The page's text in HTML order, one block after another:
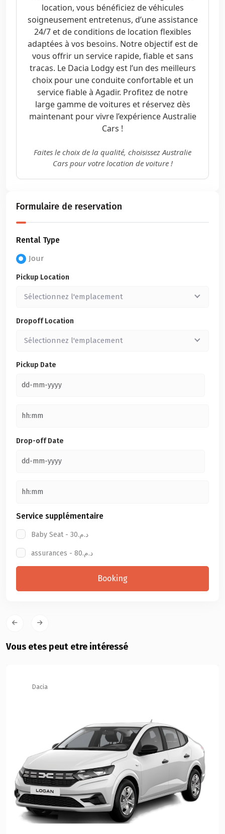
location, vous bénéficiez de véhicules
soigneusement entretenus, d’une assistance
24/7 et de conditions de location flexibles
adaptées à vos besoins. Notre objectif est de
vous offrir un service rapide, fiable et sans
tracas. Le Dacia Lodgy est l’un des meilleurs
choix pour une conduite confortable et un
service fiable à Agadir. Profitez de notre
large gamme de voitures et réservez dès
maintenant pour vivre l’expérience Australie
Cars !
Faites le choix de la qualité, choisissez Australie
Cars pour votre location de voiture !
Formulaire de reservation
Rental Type
Jour
Pickup Location
Sélectionnez l'emplacement
Dropoff Location
Sélectionnez l'emplacement
Pickup Date
Drop-off Date
Service supplémentaire
Baby Seat - د.م.30
assurances - د.م.80
Booking
Vous etes peut etre intéressé
Dacia